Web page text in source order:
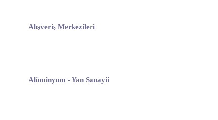
Alışveriş Merkezileri
Alüminyum - Yan Sanayii